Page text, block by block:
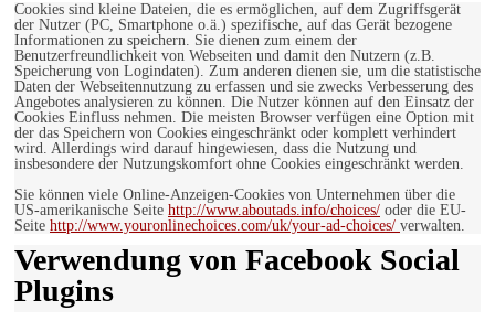
Cookies sind kleine Dateien, die es ermöglichen, auf dem Zugriffsgerät
der Nutzer (PC, Smartphone o.ä.) spezifische, auf das Gerät bezogene
Informationen zu speichern. Sie dienen zum einem der
Benutzerfreundlichkeit von Webseiten und damit den Nutzern (z.B.
Speicherung von Logindaten). Zum anderen dienen sie, um die statistische
Daten der Webseitennutzung zu erfassen und sie zwecks Verbesserung des
Angebotes analysieren zu können. Die Nutzer können auf den Einsatz der
Cookies Einfluss nehmen. Die meisten Browser verfügen eine Option mit
der das Speichern von Cookies eingeschränkt oder komplett verhindert
wird. Allerdings wird darauf hingewiesen, dass die Nutzung und
insbesondere der Nutzungskomfort ohne Cookies eingeschränkt werden.
Sie können viele Online-Anzeigen-Cookies von Unternehmen über die
US-amerikanische Seite http://www.aboutads.info/choices/ oder die EU-
Seite http://www.youronlinechoices.com/uk/your-ad-choices/ verwalten.
Verwendung von Facebook Social
Plugins